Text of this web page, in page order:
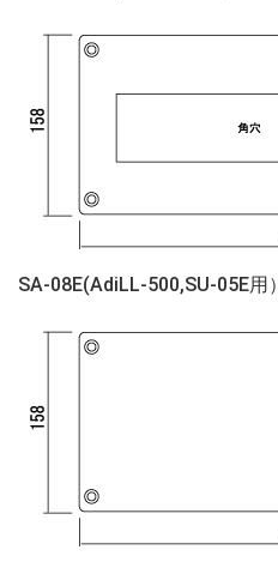
SA-08E(AdiLL-500,SU-05E用）